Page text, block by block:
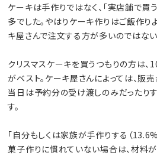
ケーキは手作りではなく、「実店舗で買
多でした。やはりケーキ作りはご飯作り
キ屋さんで注文する方が多いのではない
クリスマスケーキを買うつもりの方は
がベスト。ケーキ屋さんによっては、販
当日は予約分の受け渡しのみだったり
す。
「自分もしくは家族が手作りする（
菓子作りに慣れていない場合は、材料